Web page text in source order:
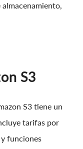
almacenamiento,
S3
S3 tiene un
tarifas por
funciones